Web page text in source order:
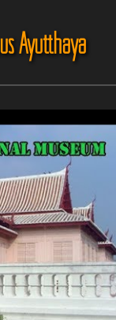
Ayutthaya